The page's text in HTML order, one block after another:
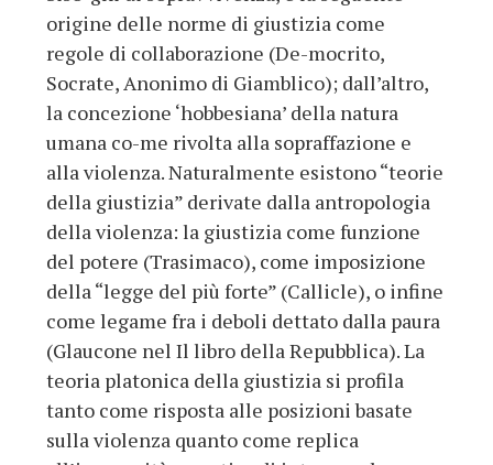
origine delle norme di giustizia come
regole di collaborazione (De-mocrito,
Socrate, Anonimo di Giamblico); dall’altro,
la concezione ‘hobbesiana’ della natura
umana co-me rivolta alla sopraffazione e
alla violenza. Naturalmente esistono “teorie
della giustizia” derivate dalla antropologia
della violenza: la giustizia come funzione
del potere (Trasimaco), come imposizione
della “legge del più forte” (Callicle), o infine
come legame fra i deboli dettato dalla paura
(Glaucone nel Il libro della Repubblica). La
teoria platonica della giustizia si profila
tanto come risposta alle posizioni basate
sulla violenza quanto come replica